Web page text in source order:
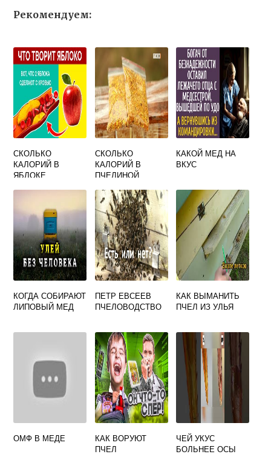
Рекомендуем:
СКОЛЬКО
КАЛОРИЙ В
ЯБЛОКЕ
СКОЛЬКО
КАЛОРИЙ В
ПЧЕЛИНОЙ
КАКОЙ МЕД НА
ВКУС
КОГДА СОБИРАЮТ
ЛИПОВЫЙ МЕД
ПЕТР ЕВСЕЕВ
ПЧЕЛОВОДСТВО
КАК ВЫМАНИТЬ
ПЧЕЛ ИЗ УЛЬЯ
ОМФ В МЕДЕ
КАК ВОРУЮТ
ПЧЕЛ
ЧЕЙ УКУС
БОЛЬНЕЕ ОСЫ